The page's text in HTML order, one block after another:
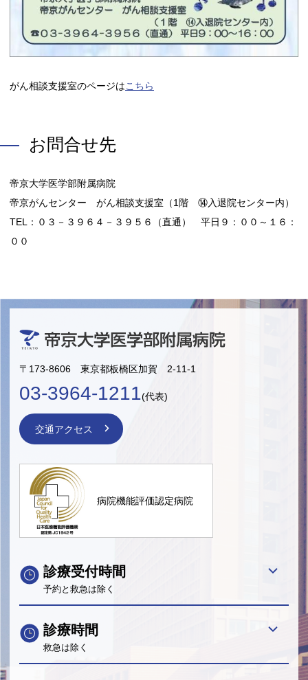
がん相談支援室のページはこちら
お問合せ先
帝京大学医学部附属病院
帝京がんセンター がん相談支援室（1階 ⑭入退院センター内）
TEL：０３－３９６４－３９５６（直通） 平日９：００～１６：
００
〒173-8606 東京都板橋区加賀 2-11-1
03-3964-1211(代表)
交通アクセス
病院機能評価認定病院
診療受付時間
予約と救急は除く
診療時間
救急は除く